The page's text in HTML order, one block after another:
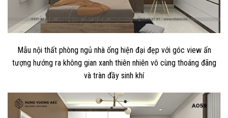
Mẫu nội thất phòng ngủ nhà ống hiện đại đẹp với góc view ấn
tượng hướng ra không gian xanh thiên nhiên vô cùng thoáng đãng
và tràn đầy sinh khí